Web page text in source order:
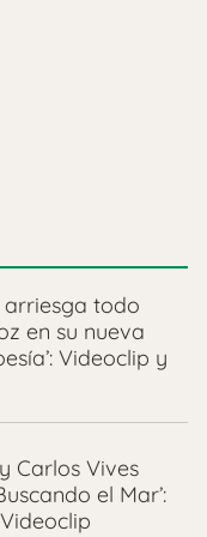
todo
en su nueva
Videoclip y
Carlos Vives
el Mar’: